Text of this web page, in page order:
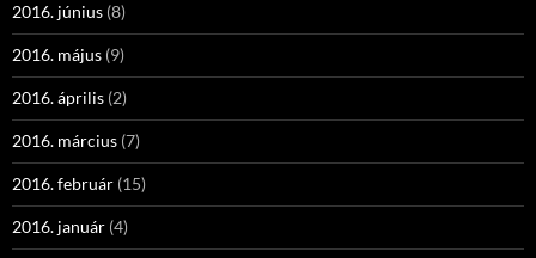
2016. június (8)
2016. május (9)
2016. április (2)
2016. március (7)
2016. február (15)
2016. január (4)